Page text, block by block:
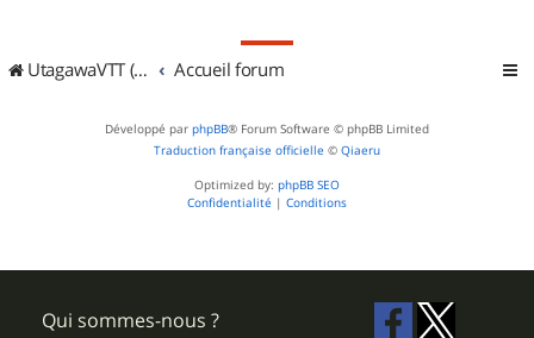
UtagawaVTT (Randos VTT et VTTAE avec traces GPS) Accueil forum
Développé par phpBB® Forum Software © phpBB Limited
Traduction française officielle © Qiaeru
Optimized by: phpBB SEO
Confidentialité | Conditions
Qui sommes-nous ?